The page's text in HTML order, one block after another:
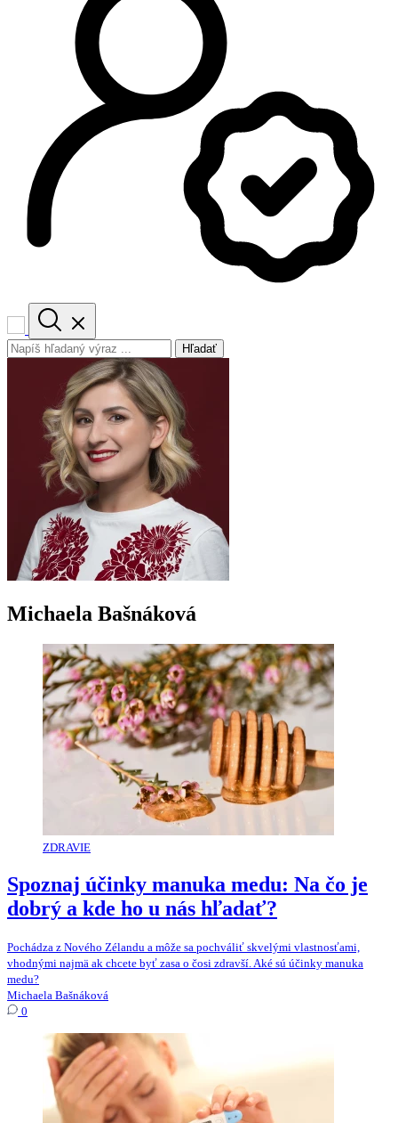
Hľadať
Michaela Bašnáková
ZDRAVIE
Spoznaj účinky manuka medu: Na čo je
dobrý a kde ho u nás hľadať?
Pochádza z Nového Zélandu a môže sa pochváliť skvelými vlastnosťami,
vhodnými najmä ak chcete byť zasa o čosi zdravší. Aké sú účinky manuka
medu?
Michaela Bašnáková
0